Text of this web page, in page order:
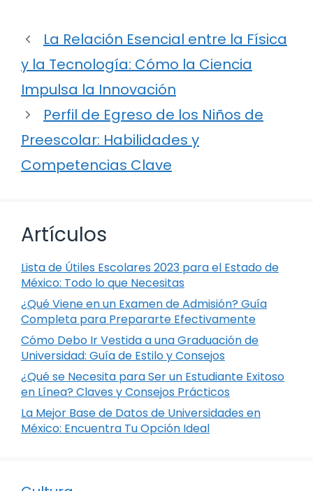
La Relación Esencial entre la Física
y la Tecnología: Cómo la Ciencia
Impulsa la Innovación
Perfil de Egreso de los Niños de
Preescolar: Habilidades y
Competencias Clave
Artículos
Lista de Útiles Escolares 2023 para el Estado de
México: Todo lo que Necesitas
¿Qué Viene en un Examen de Admisión? Guía
Completa para Prepararte Efectivamente
Cómo Debo Ir Vestida a una Graduación de
Universidad: Guía de Estilo y Consejos
¿Qué se Necesita para Ser un Estudiante Exitoso
en Línea? Claves y Consejos Prácticos
La Mejor Base de Datos de Universidades en
México: Encuentra Tu Opción Ideal